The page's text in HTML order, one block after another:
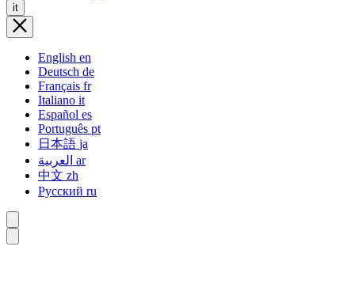
it
English en
Deutsch de
Français fr
Italiano it
Español es
Português pt
日本語 ja
ar
中文 zh
Русский ru